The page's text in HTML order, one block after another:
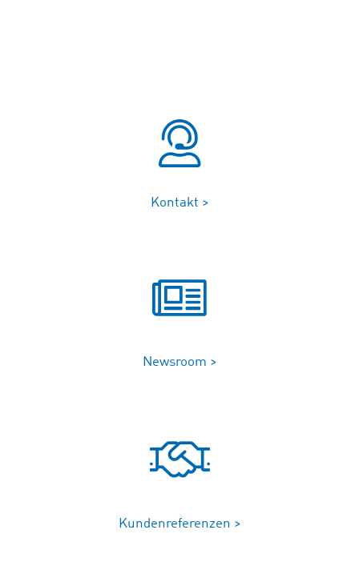
Kontakt >
Newsroom >
Kundenreferenzen >